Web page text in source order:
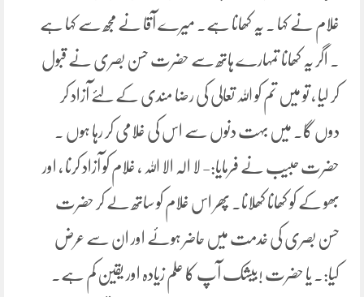
غلام نے کہا ۔ یہ کھانا ہے۔ میرے آقا نے مجھ سے کہا ہے
۔ اگر یہ کھانا تمہارے ہاتھ سے حضرت حسن بصری نے قبول
کر لیا ، تو میں تم کو اللہ تعالی کی رضا مندی کے لئے آزاد کر
دوں گا۔ میں بہت دنوں سے اس کی غلامی کر رہا ہوں ۔
حضرت حبیب نے فرمایا:- لا الہ الا اللہ ، غلام کو آزاد کرنا ، اور
بھو کے کو کھانا کھلانا۔ پھر اس غلام کو ساتھ لے کر حضرت
حسن بصری کی خدمت میں حاضر ہوئے اور ان سے عرض
کیا:۔ یا حضرت !بیشک آپ کا علم زیادہ اور یقین کم ہے۔